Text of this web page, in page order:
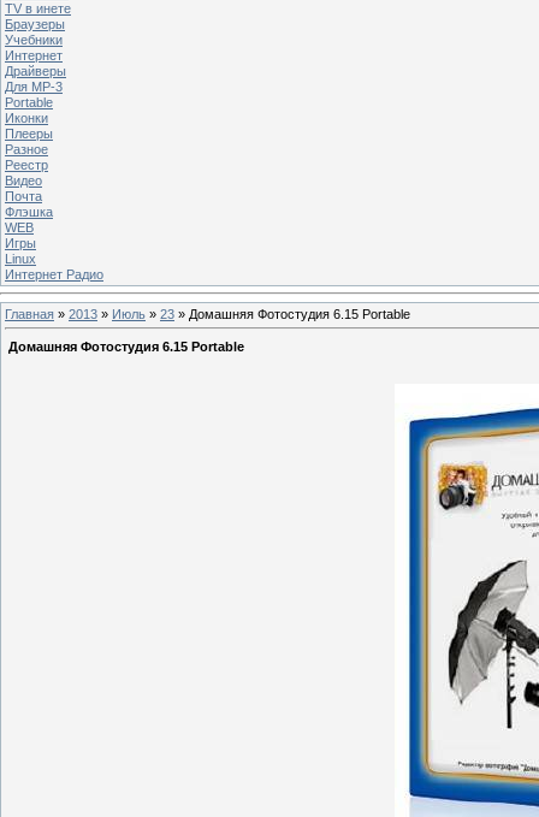
TV в инете
Браузеры
Учебники
Интернет
Драйверы
Для MP-3
Portable
Иконки
Плееры
Разное
Реестр
Видео
Почта
Флэшка
WEB
Игры
Linux
Интернет Радио
Главная » 2013 » Июль » 23 » Домашняя Фотостудия 6.15 Portable
Домашняя Фотостудия 6.15 Portable